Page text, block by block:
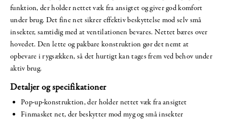
funktion, der holder nettet væk fra ansigtet og giver god komfort
under brug. Det fine net sikrer effektiv beskyttelse mod selv små
insekter, samtidig med at ventilationen bevares. Nettet bæres over
hovedet. Den lette og pakbare konstruktion gør det nemt at
opbevare i rygsækken, så det hurtigt kan tages frem ved behov under
aktiv brug.
Detaljer og specifikationer
Pop-up-konstruktion, der holder nettet væk fra ansigtet
Finmasket net, der beskytter mod myg og små insekter